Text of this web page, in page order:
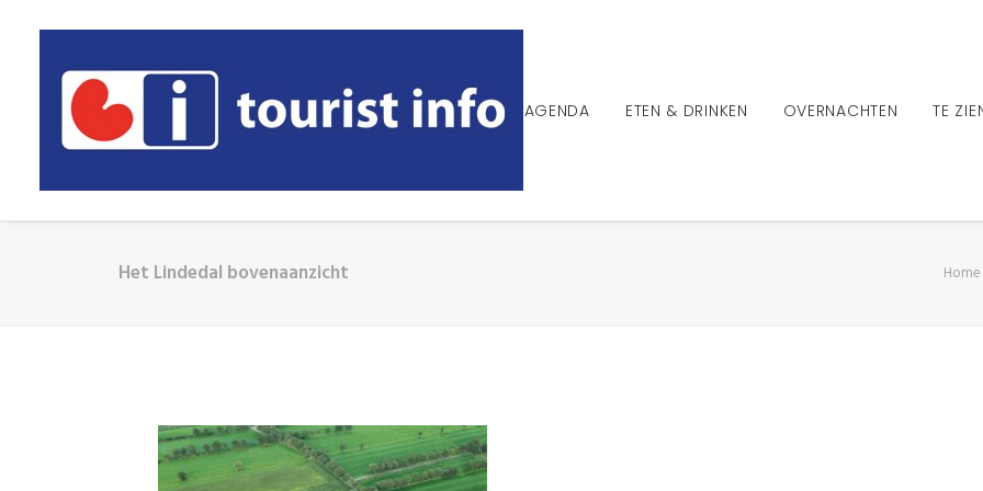
AGENDA ETEN & DRINKEN OVERNACHTEN TE
Het Lindedal bovenaanzicht Home